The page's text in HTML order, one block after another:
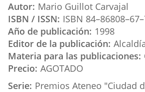
Autor Mario Guillot Carvajal
ISBN / ISSN ISBN
Año de publicación 1998
Editor de la publicación
Materia para las publicaciones
Precio AGOTADO
Serie Premios Ateneo "Ciudad